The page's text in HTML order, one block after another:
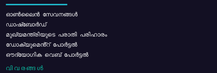
ഓൺലൈൻ സേവനങ്ങൾ
ഡാഷ്ബോർഡ്
മുഖ്യമന്ത്രിയുടെ പരാതി പരിഹാരം
ഡോക്യുമെൻ്റ് പോർട്ടൽ
ഔദ്യോഗിക വെബ് പോർട്ടൽ
വിവരങ്ങൾ